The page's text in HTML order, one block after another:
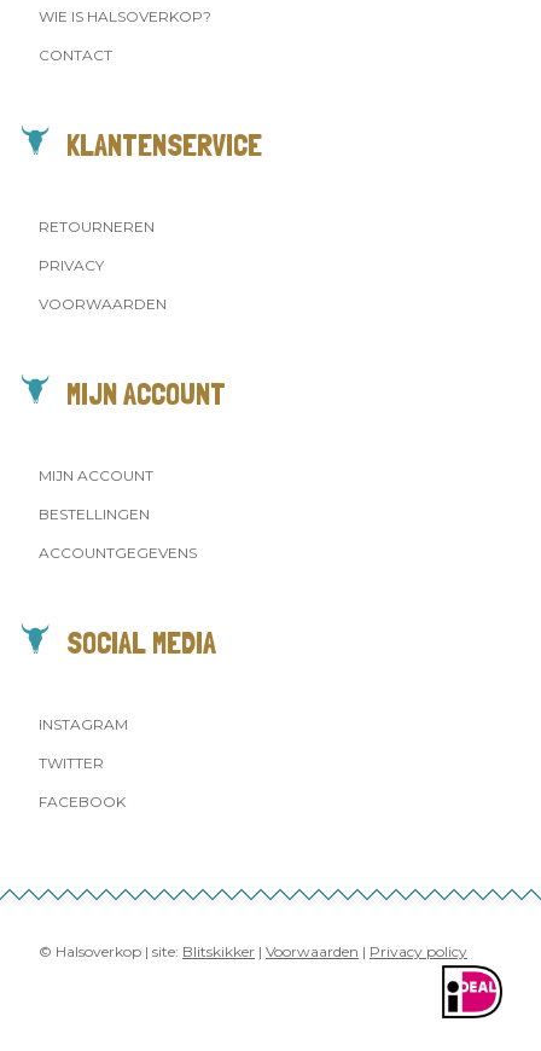
WIE IS HALSOVERKOP?
CONTACT
KLANTENSERVICE
RETOURNEREN
PRIVACY
VOORWAARDEN
MIJN ACCOUNT
MIJN ACCOUNT
BESTELLINGEN
ACCOUNTGEGEVENS
SOCIAL MEDIA
INSTAGRAM
TWITTER
FACEBOOK
© Halsoverkop | site: Blitskikker | Voorwaarden | Privacy policy